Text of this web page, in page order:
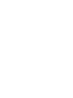
Peruca Full
Prótese
Prótese